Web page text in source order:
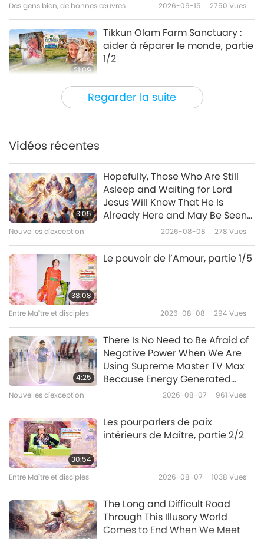
Regarder la suite
Des gens bien, de bonnes œuvres 2026-06-15 2750 Vues
21:09
Tikkun Olam Farm Sanctuary :
aider à réparer le monde, partie
1/2
Des gens bien, de bonnes œuvres 2026-06-01
21:12
partie 1/2
22:37
La Fondation Gabriel : prendre
soin de nos amis les perroquets,
partie 1/2
Vues
20:30
personnes dans le monde,
partie 1/2
22:34
Rachel O’Neill et Little Dresses
for Africa : un acte de bonté
mondial, partie 1/2
22:48
Sam Ramirez: Humane Home
Vidéos récentes
3:05
Hopefully, Those Who Are Still
Asleep and Waiting for Lord
Jesus Will Know That He Is
Already Here and May Be Seen
on Supreme Master Television
Nouvelles d'exception 2026-08-08 278 Vues
38:08
Le pouvoir de l’Amour, partie 1/5
Entre Maître et disciples 2026-08-08 294 Vues
4:25
There Is No Need to Be Afraid of
Negative Power When We Are
Using Supreme Master TV Max
Because Energy Generated
from It Is Far More Powerful than
Nouvelles d'exception 2026-08-07 961 Vues
30:54
Les pourparlers de paix
intérieurs de Maître, partie 2/2
Entre Maître et disciples 2026-08-07 1038 Vues
The Long and Difficult Road
Through This Illusory World
Comes to End When We Meet